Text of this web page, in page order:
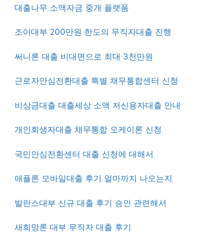
대출나무 소액자금 중개 플랫폼
조이대부 200만원 한도의 무직자대출 진행
써니론 대출 비대면으로 최대 3천만원
근로자안심전환대출 특별 채무통합센터 신청
비상금대출 대출세상 소액 저신용자대출 안내
개인회생자대출 채무통합 오케이론 신청
국민안심전환센터 대출 신청에 대해서
애플론 모바일대출 후기 얼마까지 나오는지
발란스대부 신규 대출 후기 승인 관련해서
새희망론 대부 무직자 대출 후기